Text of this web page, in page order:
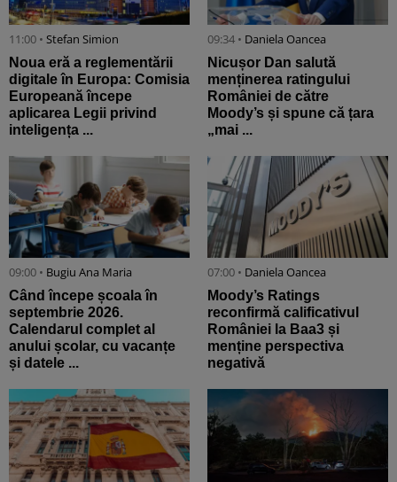
11:00 • Stefan Simion
Noua eră a reglementării
digitale în Europa: Comisia
Europeană începe
aplicarea Legii privind
inteligența ...
09:34 • Daniela Oancea
Nicușor Dan salută
menținerea ratingului
României de către
Moody’s și spune că țara
„mai ...
09:00 • Bugiu ⁠Ana Maria
Când începe școala în
septembrie 2026.
Calendarul complet al
anului școlar, cu vacanțe
și datele ...
07:00 • Daniela Oancea
Moody’s Ratings
reconfirmă calificativul
României la Baa3 și
menține perspectiva
negativă